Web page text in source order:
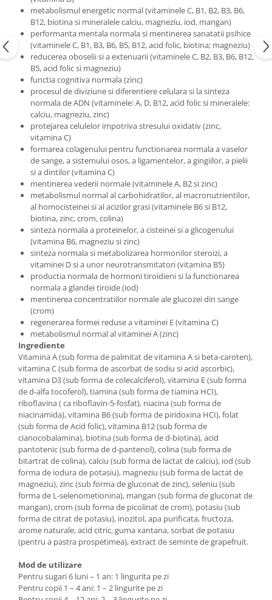
metabolismul energetic normal (vitaminele C, B1, B2, B3, B6,
B12, biotina si mineralele calciu, magneziu, iod, mangan)
performanta mentala normala si mentinerea sanatatii psihice
(vitaminele C, B1, B3, B6, B5, B12, acid folic, biotina; magneziu)
reducerea oboselii si a extenuarii (vitaminele C, B2, B3, B6, B12,
B5, acid folic si magneziu)
functia cognitiva normala (zinc)
procesul de diviziune si diferentiere celulara si la sinteza
normala de ADN (vitaminele: A, D, B12, acid folic si mineralele:
calciu, magneziu, zinc)
protejarea celulelor impotriva stresului oxidativ (zinc,
vitamina C)
formarea colagenului pentru functionarea normala a vaselor
de sange, a sistemului osos, a ligamentelor, a gingiilor, a pielii
si a dintilor (vitamina C)
mentinerea vederii normale (vitaminele A, B2 si zinc)
metabolismul normal al carbohidratilor, al macronutrientilor,
al homocisteinei si al acizilor grasi (vitaminele B6 si B12,
biotina, zinc, crom, colina)
sinteza normala a proteinelor, a cisteinei si a glicogenului
(vitamina B6, magneziu si zinc)
sinteza normala si metabolizarea hormonilor steroizi, a
vitaminei D si a unor neurotransmitatori (vitamina B5)
productia normala de hormoni tiroidieni si la functionarea
normala a glandei tiroide (iod)
mentinerea concentratiilor normale ale glucozei din sange
(crom)
regenerarea formei reduse a vitaminei E (vitamina C)
metabolismul normal al vitaminei A (zinc)
Ingrediente
Vitamina A (sub forma de palmitat de vitamina A si beta-caroten),
vitamina C (sub forma de ascorbat de sodiu si acid ascorbic),
vitamina D3 (sub forma de colecalciferol), vitamina E (sub forma
de d-alfa tocoferol), tiamina (sub forma de tiamina HCI),
riboflavina ( ca riboflavin-5-fosfat), niacina (sub forma de
niacinamida), vitamina B6 (sub forma de piridoxina HCI), folat
(sub forma de Acid folic), vitamina B12 (sub forma de
cianocobalamina), biotina (sub forma de d-biotina), acid
pantotenic (sub forma de d-pantenol), colina (sub forma de
bitartrat de colina), calciu (sub forma de lactat de calciu), iod (sub
forma de iodura de potasiu), magneziu (sub forma de lactat de
magneziu), zinc (sub forma de gluconat de zinc), seleniu (sub
forma de L-selenometionina), mangan (sub forma de gluconat de
mangan), crom (sub forma de picolinat de crom), potasiu (sub
forma de citrat de potasiu), inozitol, apa purificata, fructoza,
arome naturale, acid citric, guma xantana, sorbat de potasiu
(pentru a pastra prospetimea), extract de seminte de grapefruit.
Mod de utilizare
Pentru sugari 6 luni – 1 an: 1 lingurita pe zi
Pentru copii 1 – 4 ani: 1 – 2 lingurite pe zi